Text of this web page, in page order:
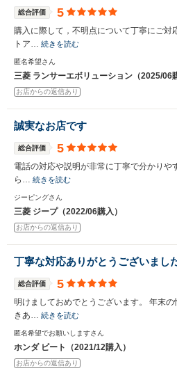
総合評価 5
購入に際して，不明点について丁寧にご対
トア… 続きを読む
匿名希望さん
三菱 ランサーエボリューション（2025/06
お店からの返信あり
誠実なお店です
総合評価 5
電話の対応や説明が非常に丁寧で分かりや
ら… 続きを読む
ジーピングさん
三菱 ジープ（2022/06購入）
お店からの返信あり
丁寧な対応ありがとうございました
総合評価 5
明けましておめでとうございます。 年末
きあ… 続きを読む
匿名希望でお願いしますさん
ホンダ ビート（2021/12購入）
お店からの返信あり